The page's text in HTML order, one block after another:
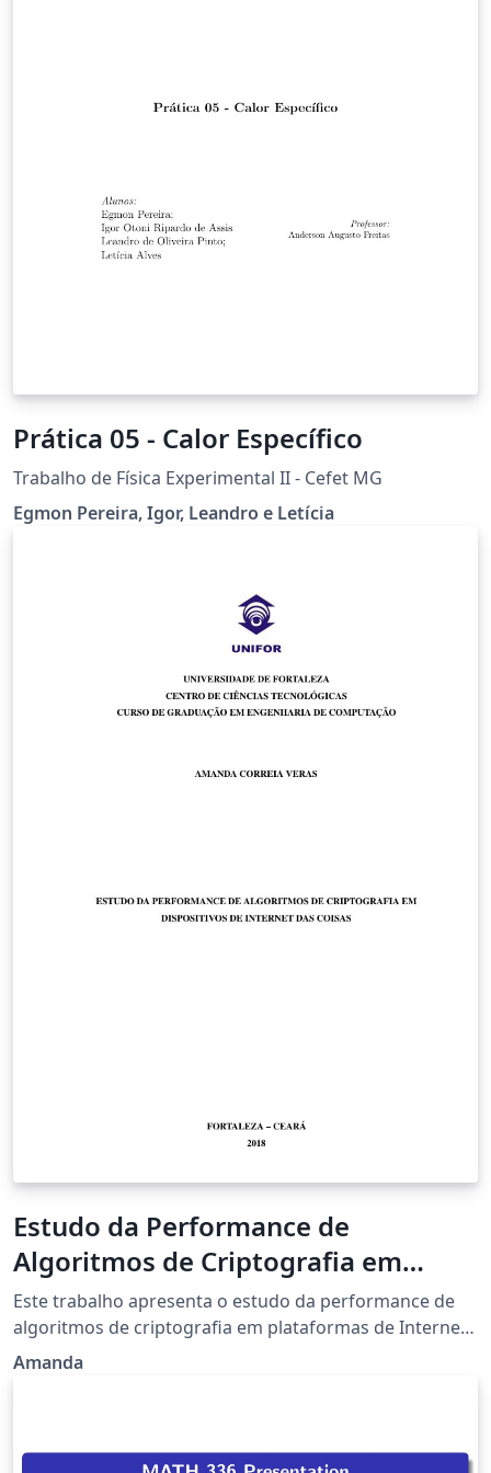
Prática 05 - Calor Específico
Trabalho de Física Experimental II - Cefet MG
Egmon Pereira, Igor, Leandro e Letícia
Estudo da Performance de
Algoritmos de Criptografia em
Dispositivos de Internet das Coisas
Este trabalho apresenta o estudo da performance de
algoritmos de criptografia em plataformas de Internet
das Coisas. O presente trabalho tem como objetivo
avaliar o impacto na performance dos mesmos. Assim
Amanda